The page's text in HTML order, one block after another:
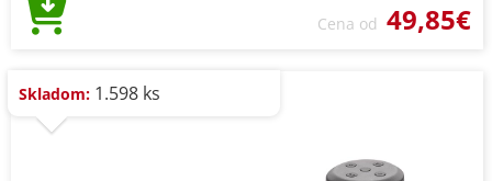
Cena od 49,85€
Skladom: 1.598 ks